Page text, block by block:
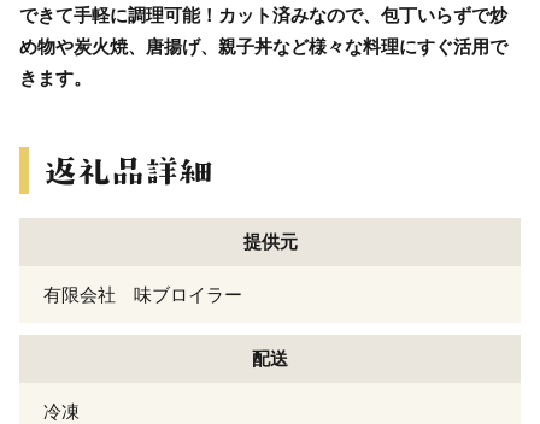
できて手軽に調理可能！カット済みなので、包丁いらずで炒
め物や炭火焼、唐揚げ、親子丼など様々な料理にすぐ活用で
きます。
提供元
有限会社 味ブロイラー
配送
冷凍